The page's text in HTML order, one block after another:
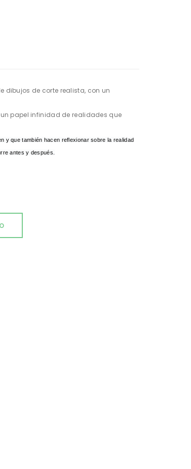
dibujos de corte realista, con un
papel infinidad de realidades que
y que también hacen reflexionar sobre la realidad
antes y después.